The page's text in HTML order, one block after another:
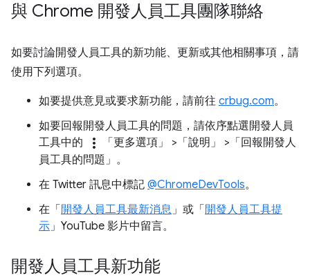
與 Chrome 開發人員工具團隊聯絡
如要討論開發人員工具的新功能、更新或其他相關事項，請
使用下列選項。
如要提供意見或要求新功能，請前往 crbug.com。
如要回報開發人員工具的問題，請依序點選開發人員
工具中的
more_vert 「更多選項」 >「說明」
>「回報開發人
員工具的問題」 。
在 Twitter 訊息中標記 @ChromeDevTools。
在「 開發人員工具最新消息」或「 開發人員工具提
示」YouTube 影片中留言。
開發人員工具新功能